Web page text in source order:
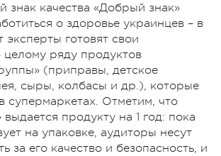
знак качества «Добрый знак»
о здоровье украинцев – в
готовят свои
целому ряду продуктов
(приправы, детское
сыры, колбасы и др.), которые
супермаркетах. Отметим, что
продукту на 1 год: пока
на упаковке, аудиторы несут
за его качество и безопасность, и